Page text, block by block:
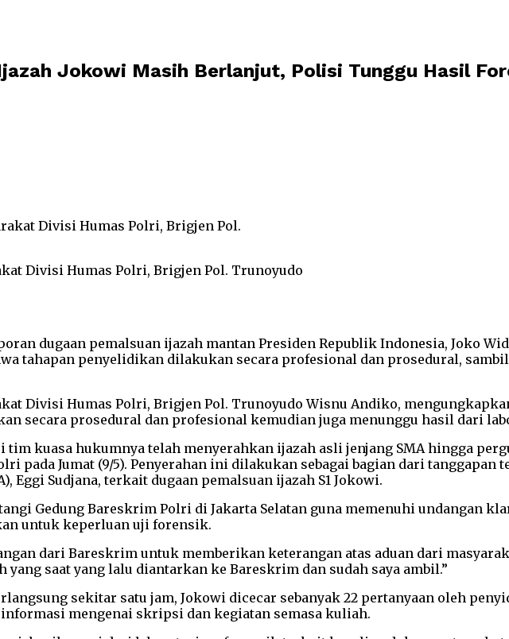
Jokowi Masih Berlanjut, Polisi Tunggu Hasil
Divisi Humas Polri, Brigjen Pol. Trunoyudo
dugaan pemalsuan ijazah mantan Presiden Republik Indonesia, Joko
tahapan penyelidikan dilakukan secara profesional dan prosedural,
Divisi Humas Polri, Brigjen Pol. Trunoyudo Wisnu Andiko,
secara prosedural dan profesional kemudian juga menunggu hasil dari
tim kuasa hukumnya telah menyerahkan ijazah asli jenjang SMA hingga
pada Jumat (9/5). Penyerahan ini dilakukan sebagai bagian dari tanggapan
Eggi Sudjana, terkait dugaan pemalsuan ijazah S1 Jokowi.
Gedung Bareskrim Polri di Jakarta Selatan guna memenuhi
untuk keperluan uji forensik.
dari Bareskrim untuk memberikan keterangan atas aduan dari
yang saat yang lalu diantarkan ke Bareskrim dan sudah saya ambil.”
sekitar satu jam, Jokowi dicecar sebanyak 22 pertanyaan oleh
mengenai skripsi dan kegiatan semasa kuliah.